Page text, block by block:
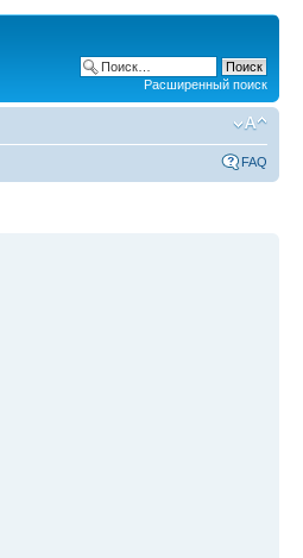
Расширенный поиск
FAQ